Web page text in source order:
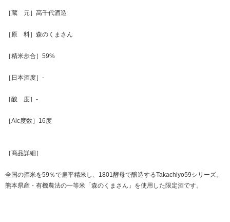
［蔵 元］高千代酒造
［原 料］森のくまさん
［精米歩合］59%
［日本酒度］-
［酸 度］-
［Alc度数］16度
［商品詳細］
全国の酒米を59％で扁平精米し、1801酵母で醸造するTakachiyo59シリーズ。
熊本県産・有機農法の一等米「森のくまさん」を使用した限定酒です。